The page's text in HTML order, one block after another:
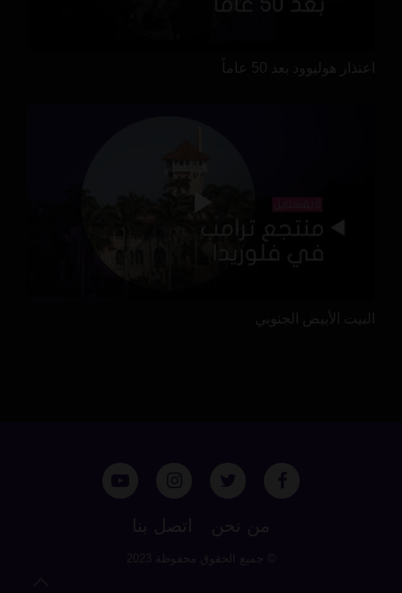
اعتذار هوليوود بعد 50 عاماً
البيت الأبيض الجنوبي